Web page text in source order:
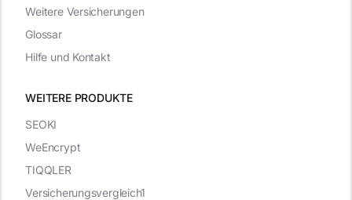
WEITERE PRODUKTE
Weitere Versicherungen
Glossar
Hilfe und Kontakt
SEOKI
WeEncrypt
TIQQLER
Versicherungsvergleich1